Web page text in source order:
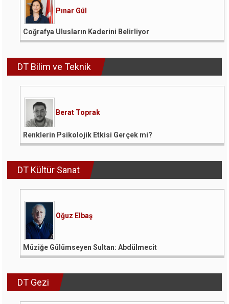
Pınar Gül
Coğrafya Ulusların Kaderini Belirliyor
DT Bilim ve Teknik
Berat Toprak
Renklerin Psikolojik Etkisi Gerçek mi?
DT Kültür Sanat
Oğuz Elbaş
Müziğe Gülümseyen Sultan: Abdülmecit
DT Gezi